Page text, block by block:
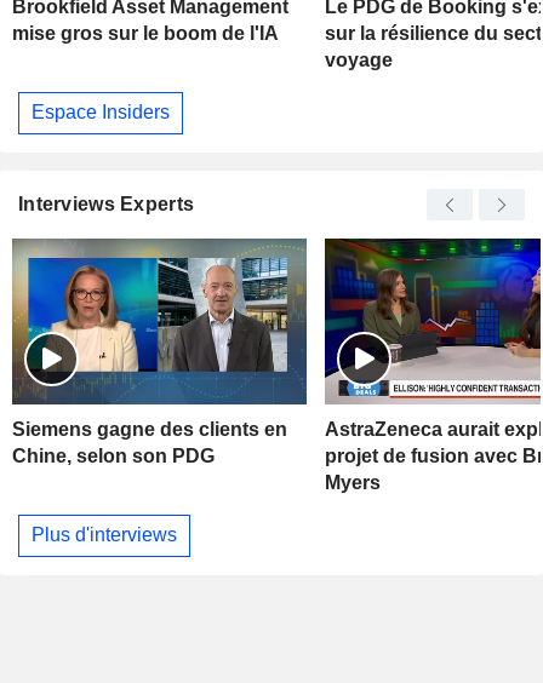
Brookfield Asset Management
mise gros sur le boom de l'IA
Le PDG de Booking
sur la résilience du
voyage
Espace Insiders
Interviews Experts
Siemens gagne des clients en
Chine, selon son PDG
AstraZeneca aurait
projet de fusion avec
Myers
Plus d'interviews